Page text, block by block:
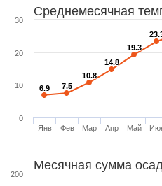
Среднемесячная
6.9
6.9 7.5
7.5
10.8
10.8
14.8
14.8
19.3
19.3
Янв Фев Мар Апр Май
0
10
20
30
Месячная сумма
200